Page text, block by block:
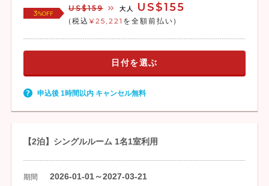
3%OFF
US$159 大人 US$155
(税込 ¥25,221 を全額前払い)
日付を選ぶ
申込後 1時間以内 キャンセル無料
【2泊】シングルルーム 1名1室利用
期間 2026-01-01～2027-03-21